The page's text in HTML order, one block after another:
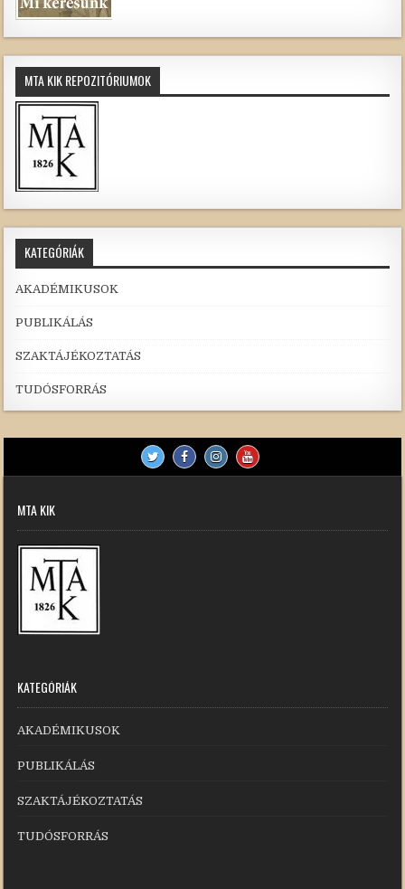
MTA KIK REPOZITÓRIUMOK
KATEGÓRIÁK
AKADÉMIKUSOK
PUBLIKÁLÁS
SZAKTÁJÉKOZTATÁS
TUDÓSFORRÁS
MTA KIK
KATEGÓRIÁK
AKADÉMIKUSOK
PUBLIKÁLÁS
SZAKTÁJÉKOZTATÁS
TUDÓSFORRÁS